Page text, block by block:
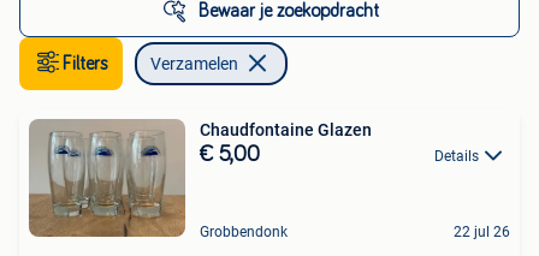
Bewaar je zoekopdracht
Filters Verzamelen
Chaudfontaine Glazen
€ 5,00 Details
Grobbendonk 22 jul 26